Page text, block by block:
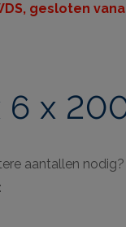
gesloten
6 x
aantallen